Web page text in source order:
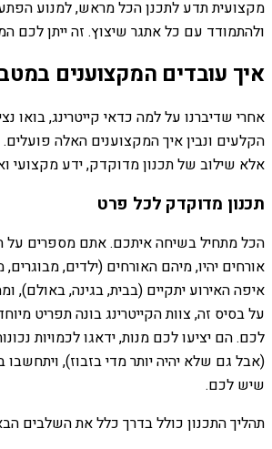
מקצועית תדע לתכנן הכל מראש, למנוע
ולהתמודד עם כל אתגר שיצוץ. זה ייתן לכם
איך עובדים המקצוענים
אחרי שדיברנו על למה כדאי קייטרינג, בואו
הקלעים ונבין איך המקצוענים האלה
אלא שילוב של תכנון מדוקדק, ידע מקצועי
תכנון מדוקדק לכל פרט
הכל מתחיל בשיחה איתכם. אתם מספרים על
אורחים יהיו, מיהם האורחים (ילדים,
איפה האירוע יתקיים (בבית, בגינה, באולם),
על בסיס זה, צוות הקייטרינג בונה תפריט
לכם. הם יציעו לכם מנות, ידאגו לכמויות
(אבל גם שלא יהיה יותר מדי בזבוז),
שיש לכם.
תהליך התכנון כולל בדרך כלל את השלבים